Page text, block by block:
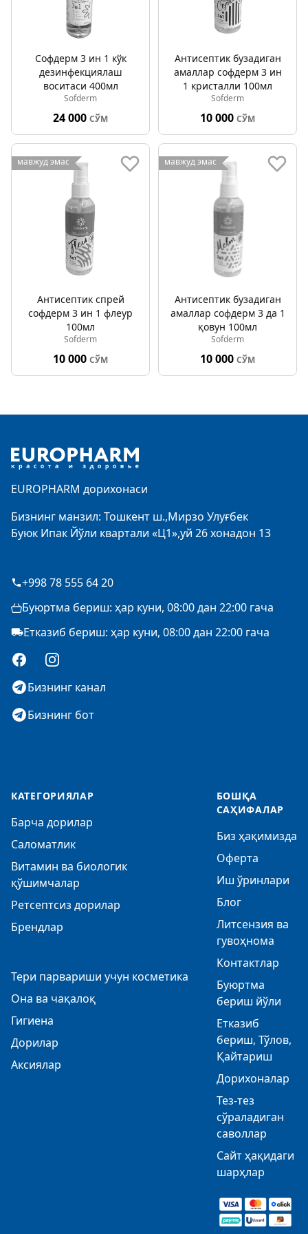
Софдерм 3 ин 1 кўк
дезинфекциялаш
воситаси 400мл
Sofderm
24 000 СЎМ
Антисептик бузадиган
амаллар софдерм 3 ин
1 кристалли 100мл
Sofderm
10 000 СЎМ
мавжуд эмас
Антисептик спрей
софдерм 3 ин 1 флеур
100мл
Sofderm
10 000 СЎМ
мавжуд эмас
Антисептик бузадиган
амаллар софдерм 3 да 1
қовун 100мл
Sofderm
10 000 СЎМ
EUROPHARM дорихонаси
Бизнинг манзил: Тошкент ш.,Мирзо Улуғбек
Буюк Ипак Йўли квартали «Ц1»,уй 26 хонадон 13
+998 78 555 64 20
Буюртма бериш: ҳар куни, 08:00 дан 22:00 гача
Етказиб бериш: ҳар куни, 08:00 дан 22:00 гача
FacebookInstagram
Бизнинг канал
Бизнинг бот
КАТЕГОРИЯЛАР
Барча дорилар
Саломатлик
Витамин ва биологик
қўшимчалар
Ретсептсиз дорилар
Брендлар
Тери парвариши учун косметика
Она ва чақалоқ
Гигиена
Дорилар
Аксиялар
БОШҚА
САҲИФАЛАР
Биз ҳақимизда
Оферта
Иш ўринлари
Блог
Литсензия ва
гувоҳнома
Контактлар
Буюртма
бериш йўли
Етказиб
бериш, Тўлов,
Қайтариш
Дорихоналар
Тез-тез
сўраладиган
саволлар
Сайт ҳақидаги
шарҳлар